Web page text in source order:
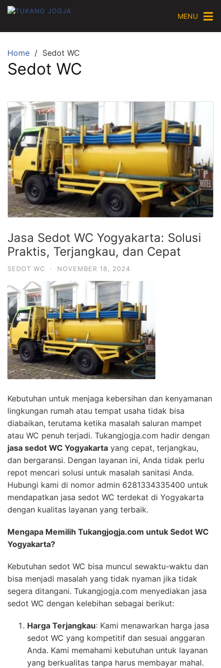
Skip
content
MENU
Home Sedot WC
Sedot WC
Jasa Sedot WC Yogyakarta: Solusi
Praktis, Terjangkau, dan Cepat
SEDOT WC · NOVEMBER 18, 2024
Kebutuhan untuk menjaga kebersihan dan kenyamanan
lingkungan rumah atau tempat usaha tidak bisa
diabaikan, terutama ketika masalah saluran mampet
atau WC penuh terjadi. Tukangjogja.com hadir dengan
jasa sedot WC Yogyakarta yang cepat, terjangkau,
dan bergaransi. Dengan layanan ini, Anda tidak perlu
repot mencari solusi untuk masalah sanitasi Anda.
Hubungi kami di nomor admin 6281334335400 untuk
mendapatkan jasa sedot WC terdekat di Yogyakarta
dengan kualitas layanan yang terbaik.
Mengapa Memilih Tukangjogja.com untuk Sedot WC
Yogyakarta?
Kebutuhan sedot WC bisa muncul sewaktu-waktu dan
bisa menjadi masalah yang tidak nyaman jika tidak
segera ditangani. Tukangjogja.com menyediakan jasa
sedot WC dengan kelebihan sebagai berikut:
Harga Terjangkau: Kami menawarkan harga jasa
sedot WC yang kompetitif dan sesuai anggaran
Anda. Kami memahami kebutuhan untuk layanan
yang berkualitas tanpa harus membayar mahal.